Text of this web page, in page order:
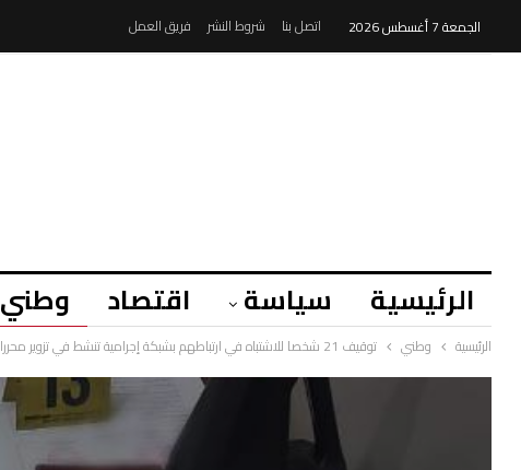
الجمعة 7 أغسطس 2026 اتصل بنا شروط النشر فريق العمل
الرئيسية سياسة اقتصاد وطني
الرئيسية وطني توقيف 21 شخصا للاشتباه في ارتباطهم بشبكة إجرامية تنشط في تزوير محررات رسمية وعرفية بغرض الاستيلاء على عقارات خاصة وأخرى في ملك الدولة